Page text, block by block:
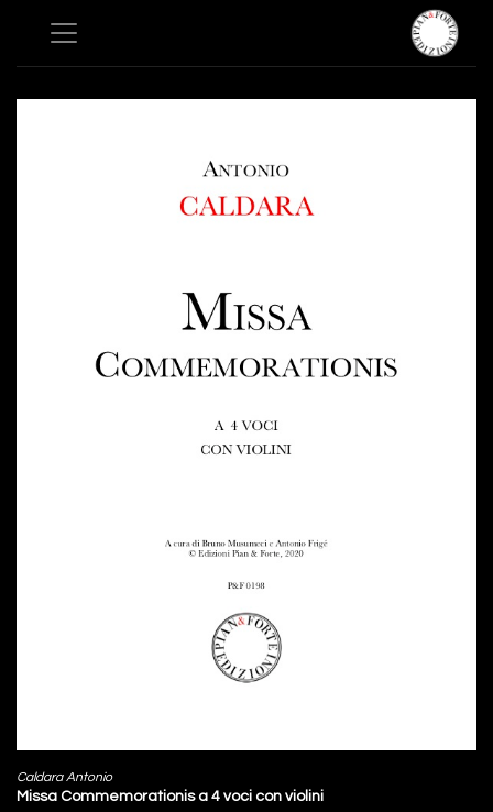
Caldara Antonio
Missa Commemorationis a 4 voci con violini